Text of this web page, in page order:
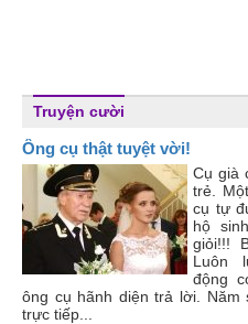
Truyện cười
Ông cụ thật tuyệt vời!
Cụ già
trẻ.
cụ tự
hộ
giỏi!!!
Luôn
động
ông cụ hãnh diện trả lời. Năm
trực tiếp...